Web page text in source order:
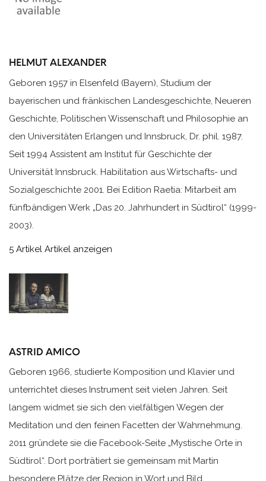
HELMUT ALEXANDER
Geboren 1957 in Elsenfeld (Bayern), Studium der
bayerischen und fränkischen Landesgeschichte, Neueren
Geschichte, Politischen Wissenschaft und Philosophie an
den Universitäten Erlangen und Innsbruck, Dr. phil. 1987.
Seit 1994 Assistent am Institut für Geschichte der
Universität Innsbruck. Habilitation aus Wirtschafts- und
Sozialgeschichte 2001. Bei Edition Raetia: Mitarbeit am
fünfbändigen Werk „Das 20. Jahrhundert in Südtirol“ (1999-
2003).
5 Artikel Artikel anzeigen
ASTRID AMICO
Geboren 1966, studierte Komposition und Klavier und
unterrichtet dieses Instrument seit vielen Jahren. Seit
langem widmet sie sich den vielfältigen Wegen der
Meditation und den feinen Facetten der Wahrnehmung.
2011 gründete sie die Facebook-Seite „Mystische Orte in
Südtirol“. Dort porträtiert sie gemeinsam mit Martin
besondere Plätze der Region in Wort und Bild.